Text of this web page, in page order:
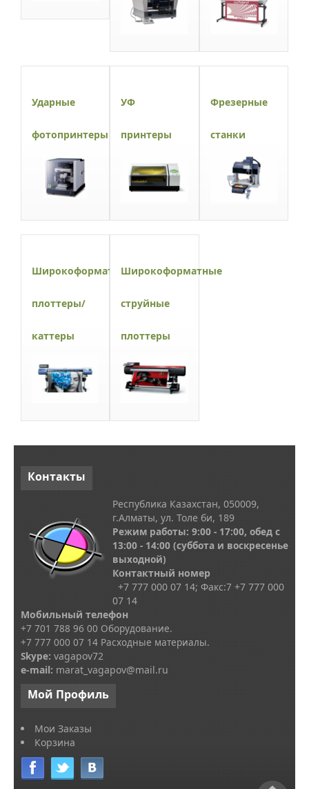
Ударные
фотопринтеры
УФ
принтеры
Фрезерные
станки
Широкоформатные
плоттеры/
каттеры
Широкоформатные
струйные
плоттеры
Контакты
Республика Казахстан, 050009,
г.Алматы, ул. Толе би, 189
Режим работы: 9:00 - 17:00, обед с
13:00 - 14:00 (суббота и воскресенье
выходной)
Контактный номер
+7 777 000 07 14; Факс:7 +7 777 000
07 14
Мобильный телефон
+7 701 788 96 00 Оборудование.
+7 777 000 07 14 Расходные материалы.
Skype: vagapov72
e-mail: marat_vagapov@mail.ru
Мой Профиль
Мои Заказы
Корзина